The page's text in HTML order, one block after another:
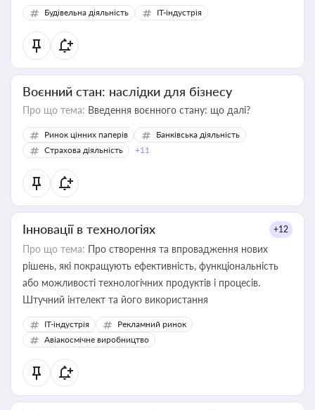
Будівельна діяльність IT-індустрія
Воєнний стан: наслідки для бізнесу
Про що тема: Введення воєнного стану: що далі?
Ринок цінних паперів
Банківська діяльність
Страхова діяльність
+11
Інновації в технологіях +12
Про що тема: Про створення та впровадження нових
рішень, які покращують ефективність, функціональність
або можливості технологічних продуктів і процесів.
Штучний інтелект та його використання
IT-індустрія
Рекламний ринок
Авіакосмічне виробництво